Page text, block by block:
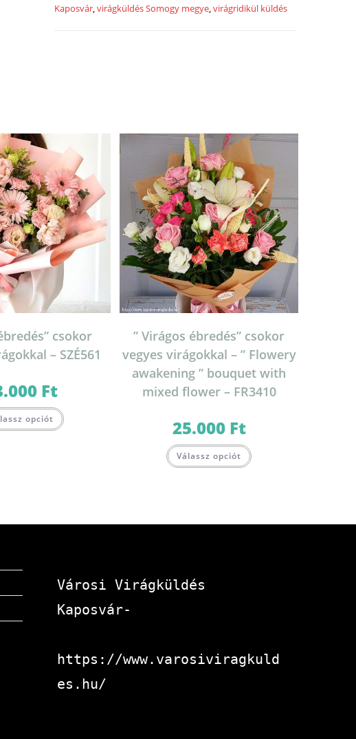
with
Kaposvár,virágküldés Somogy megye,virágridikül küldés
csokor
– SZÉ561
Ft
opciót
” Virágos ébredés” csokor
vegyes virágokkal – ” Flowery
awakening ” bouquet with
mixed flower – FR3410
25.000 Ft
Válassz opciót
Városi Virágküldés
Kaposvár-
https://www.varosiviragkuld
es.hu/